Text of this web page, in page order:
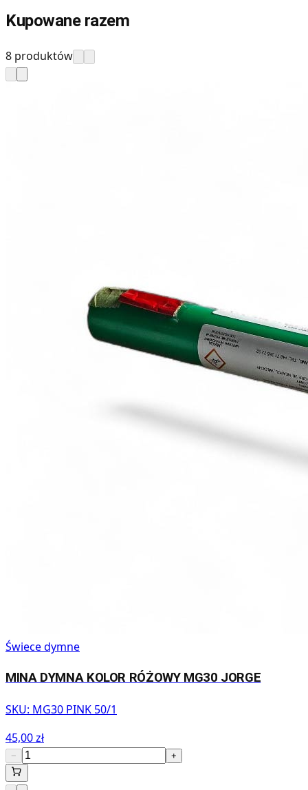
Kupowane razem
8 produktów
Świece dymne
MINA DYMNA KOLOR RÓŻOWY MG30 JORGE
SKU: MG30 PINK 50/1
45,00 zł
− +